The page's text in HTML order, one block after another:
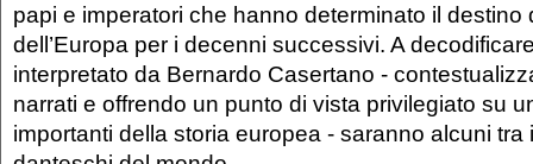
papi e imperatori che hanno determinato il destino
dell’Europa per i decenni successivi. A
interpretato da Bernardo Casertano -
narrati e offrendo un punto di vista privilegiato su
importanti della storia europea - saranno alcuni tra